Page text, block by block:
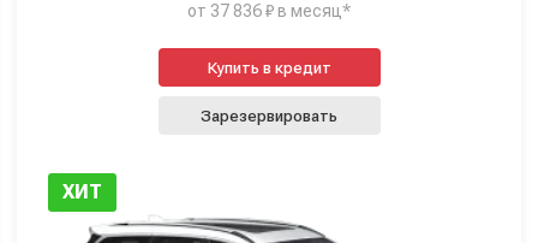
от 37 836 ₽ в месяц*
Купить в кредит
Зарезервировать
ХИТ